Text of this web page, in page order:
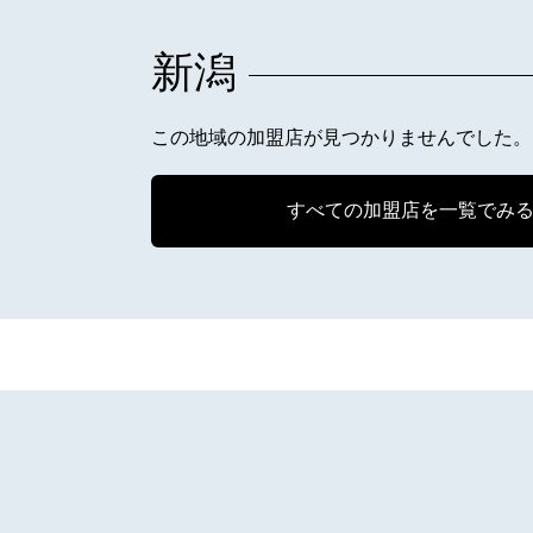
新潟
この地域の加盟店が見つかりませんでした。
すべての加盟店を一覧でみる